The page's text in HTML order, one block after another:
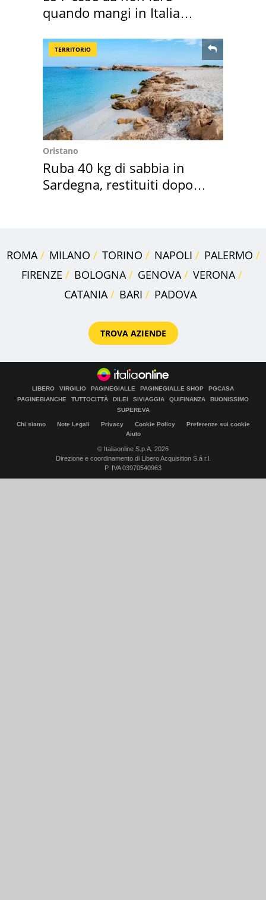
quando mangi in Italia
TERRITORIO
Oristano
Ruba 40 kg di sabbia in
Sardegna, restituiti dopo
ROMA MILANO TORINO NAPOLI
PALERMO
FIRENZE
BOLOGNA GENOVA
VERONA
CATANIA
BARI PADOVA
TROVA AZIENDE
LIBERO VIRGILIO PAGINEGIALLE PAGINEGIALLE SHOP
PGCASA
PAGINEBIANCHE
TUTTOCITTÀ DILEI SIVIAGGIA QUIFINANZA
BUONISSIMO
SUPEREVA
Chi siamo Note Legali Privacy Cookie Policy
Preferenze sui cookie
Aiuto
© Italiaonline S.p.A. 2026
Direzione e coordinamento di Libero Acquisition S.á r.l.
P. IVA 03970540963